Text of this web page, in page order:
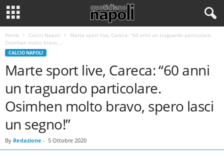
Home Calcio Napoli
Marte sport live, Careca: “60 anni un traguardo particolare.
Osimhen molto bravo,...
CALCIO NAPOLI
Marte sport live, Careca: “60 anni
un traguardo particolare.
Osimhen molto bravo, spero lasci
un segno!”
By Redazione - 5 Ottobre 2020